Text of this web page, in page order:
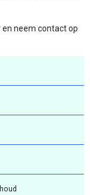
neem contact op